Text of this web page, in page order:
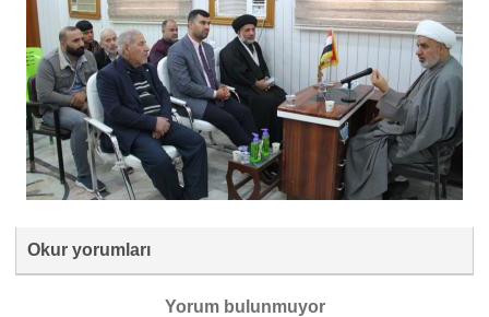
Okur yorumları
Yorum bulunmuyor